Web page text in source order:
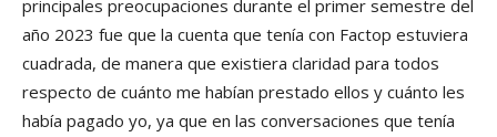
principales preocupaciones durante el primer semestre del
año 2023 fue que la cuenta que tenía con Factop estuviera
cuadrada, de manera que existiera claridad para todos
respecto de cuánto me habían prestado ellos y cuánto les
había pagado yo, ya que en las conversaciones que tenía